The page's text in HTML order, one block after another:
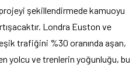
şekillendirmede kamuoyu
Londra Euston ve
trafiğini %30 oranında aşan,
yolcu ve trenlerin yoğunluğu, bu